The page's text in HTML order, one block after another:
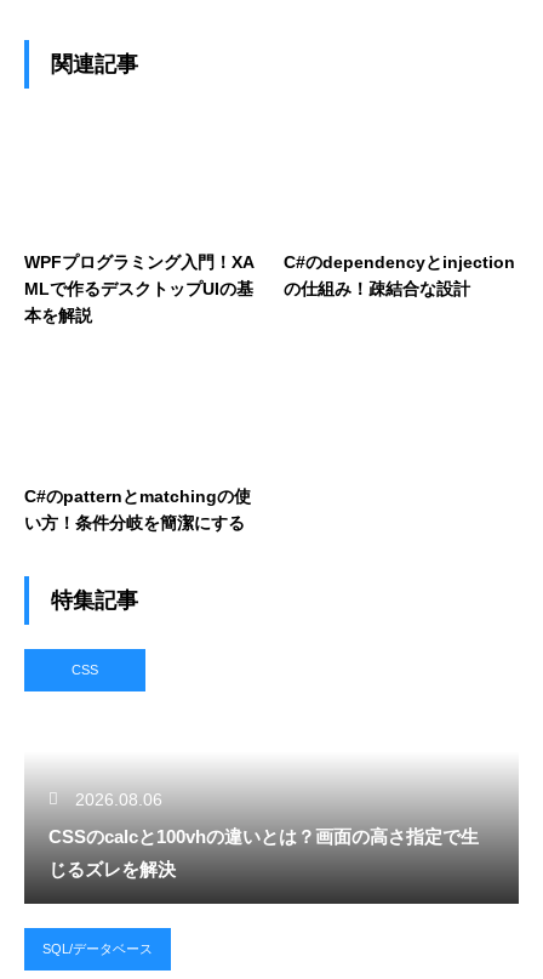
関連記事
WPFプログラミング入門！XA
MLで作るデスクトップUIの基
本を解説
C#のdependencyとinjection
の仕組み！疎結合な設計
C#のpatternとmatchingの使
い方！条件分岐を簡潔にする
特集記事
CSS
2026.08.06
CSSのcalcと100vhの違いとは？画面の高さ指定で生
じるズレを解決
SQL/データベース